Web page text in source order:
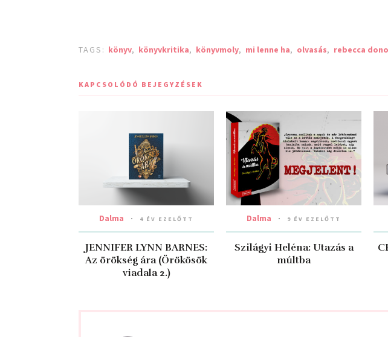
TAGS: könyv, könyvkritika, könyvmoly, mi lenne ha, olvasás, rebecca
KAPCSOLÓDÓ BEJEGYZÉSEK
Dalma 4 ÉV EZELŐTT
JENNIFER LYNN BARNES:
Az ​örökség ára (Örökösök
viadala 2.)
Dalma 9 ÉV EZELŐTT
Szilágyi Heléna: Utazás ​a
múltba